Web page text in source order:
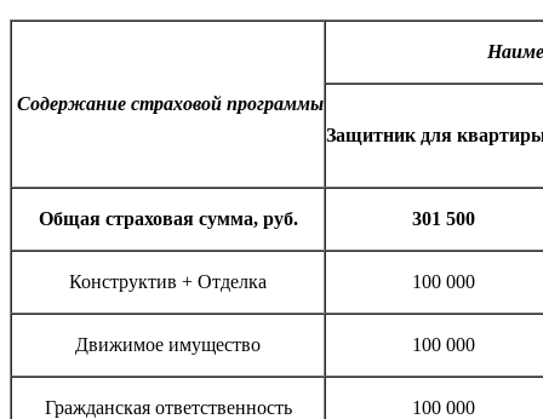
Содержание страховой программы
Защитник для
Общая страховая сумма, руб. 301 500
Конструктив + Отделка 100 000
Движимое имущество 100 000
Гражданская ответственность 100 000